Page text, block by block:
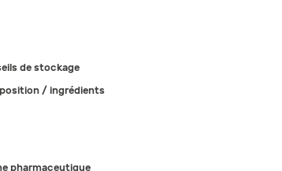
de stockage
/ ingrédients
pharmaceutique